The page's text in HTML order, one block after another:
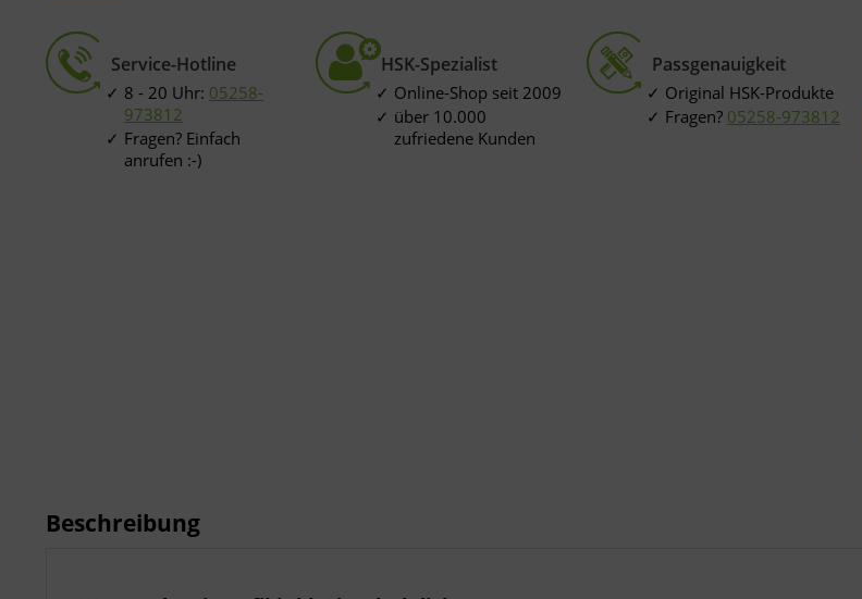
Service-Hotline
8 - 20 Uhr: 05258-
973812
Fragen? Einfach
anrufen :-)
HSK-Spezialist
Online-Shop seit 2009
über 10.000
zufriedene Kunden
Passgenauigkeit
Original HSK-Produkte
Fragen? 05258-973812
Beschreibung